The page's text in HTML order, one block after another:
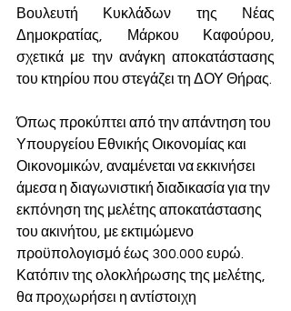
Βουλευτή Κυκλάδων της Νέας
Δημοκρατίας, Μάρκου Καφούρου,
σχετικά με την ανάγκη αποκατάστασης
του κτηρίου που στεγάζει τη ΔΟΥ Θήρας.
Όπως προκύπτει από την απάντηση του
Υπουργείου Εθνικής Οικονομίας και
Οικονομικών, αναμένεται να εκκινήσει
άμεσα η διαγωνιστική διαδικασία για την
εκπόνηση της μελέτης αποκατάστασης
του ακινήτου, με εκτιμώμενο
προϋπολογισμό έως 300.000 ευρώ.
Κατόπιν της ολοκλήρωσης της μελέτης,
θα προχωρήσει η αντίστοιχη